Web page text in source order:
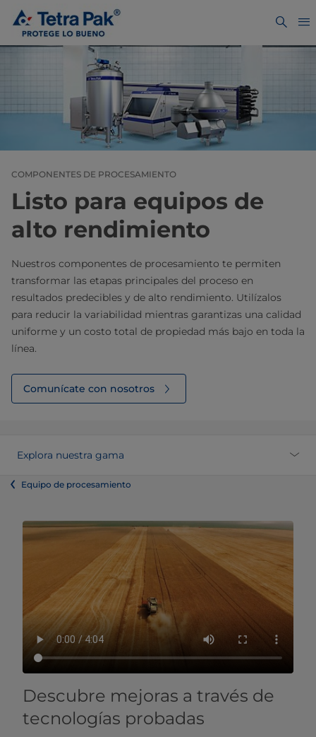
COMPONENTES DE PROCESAMIENTO
Listo para equipos de
alto rendimiento
Nuestros componentes de procesamiento te permiten
transformar las etapas principales del proceso en
resultados predecibles y de alto rendimiento. Utilízalos
para reducir la variabilidad mientras garantizas una calidad
uniforme y un costo total de propiedad más bajo en toda la
línea.
Comunícate con nosotros
Explora nuestra gama
Equipo de procesamiento
Descubre mejoras a través de
tecnologías probadas